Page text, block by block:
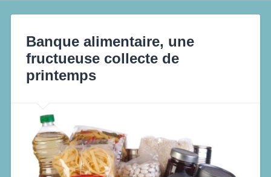
Banque alimentaire, une
fructueuse collecte de
printemps